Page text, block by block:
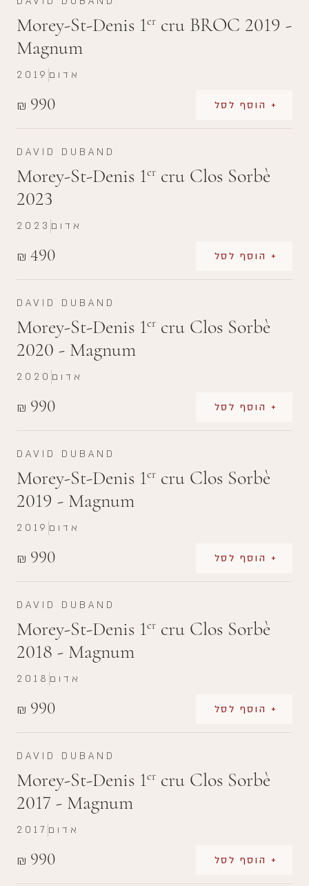
Morey-St-Denis 1er cru BROC 2019 -
Magnum
₪ 990 + הוסף לסל
2019 אדום
DAVID DUBAND
Morey-St-Denis 1er cru Clos Sorbè
2023
₪ 490 + הוסף לסל
2023 אדום
DAVID DUBAND
Morey-St-Denis 1er cru Clos Sorbè
2020 - Magnum
₪ 990 + הוסף לסל
2020 אדום
DAVID DUBAND
Morey-St-Denis 1er cru Clos Sorbè
2019 - Magnum
₪ 990 + הוסף לסל
2019 אדום
DAVID DUBAND
Morey-St-Denis 1er cru Clos Sorbè
2018 - Magnum
₪ 990 + הוסף לסל
2018 אדום
DAVID DUBAND
Morey-St-Denis 1er cru Clos Sorbè
2017 - Magnum
₪ 990 + הוסף לסל
2017 אדום